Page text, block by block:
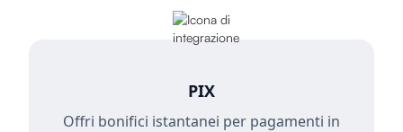
PIX
Offri bonifici istantanei per pagamenti in